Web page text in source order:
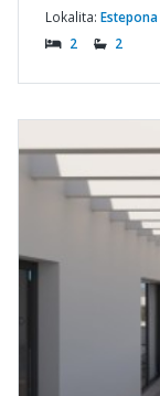
Lokalita: Estepona
2
2